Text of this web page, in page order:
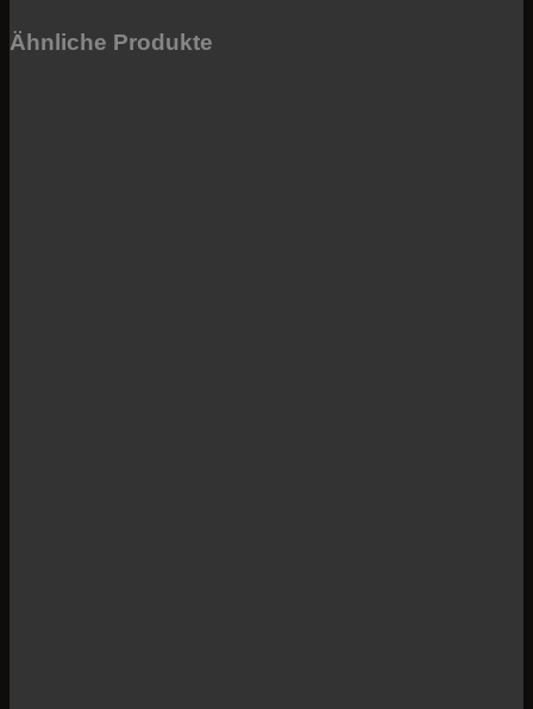
Ähnliche Produkte